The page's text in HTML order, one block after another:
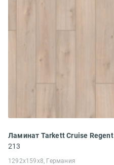
Ламинат Tarkett Cruise Regent
213
1292x159x8, Германия